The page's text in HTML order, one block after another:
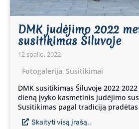
DMK judėjimo 2022
susitikimas Šiluvoje
12 spalio, 2022
Fotogalerija, Susitikimai
DMK susitikimas Šiluvoje 2022
dieną įvyko kasmetinis judėjimo
Susitikimas pagal tradiciją pradėtas
Skaityti visą įrašą..